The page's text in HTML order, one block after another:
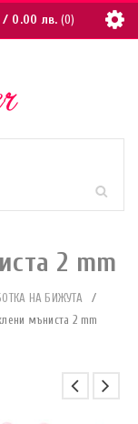
/ 0.00 лв. 0
2 mm
НА БИЖУТА
/
мъниста 2 mm